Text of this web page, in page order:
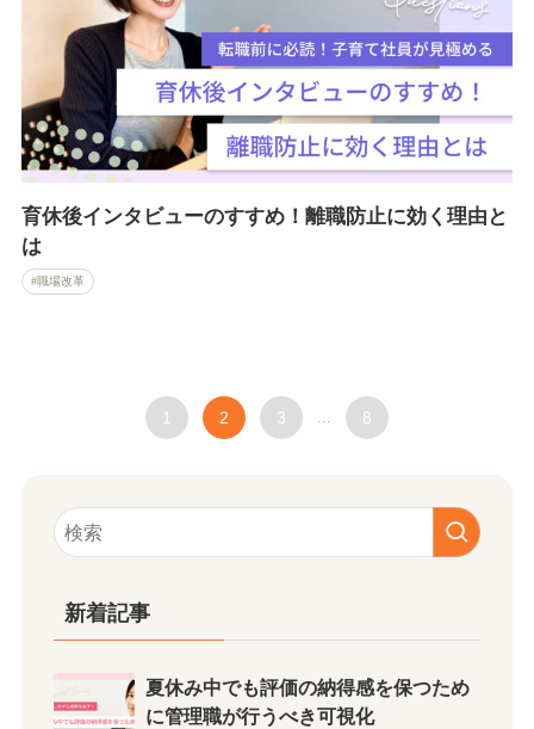
育休後インタビューのすすめ！離職防止に効く理由と
は
職場改革
1 2 3 ... 8
新着記事
夏休み中でも評価の納得感を保つため
に管理職が行うべき可視化